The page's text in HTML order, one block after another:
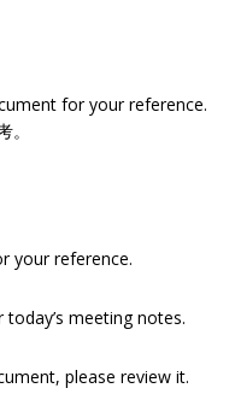
for your reference.
your reference.
meeting notes.
please review it.